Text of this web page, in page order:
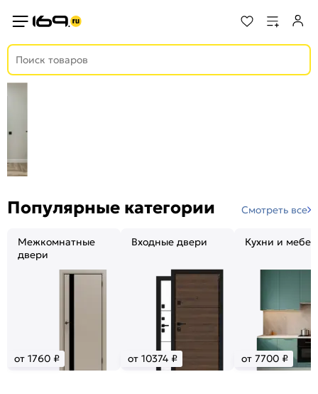
Популярные категории Смотреть все
Межкомнатные
двери
от 1760 ₽
Входные двери
от 10374 ₽
Кухни и
от 7700 ₽